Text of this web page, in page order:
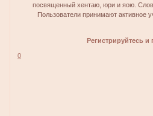
посвященный хентаю, юри и яою.
Пользователи принимают активное
Регистрируйтесь
0